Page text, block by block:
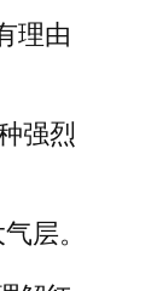
理由
强烈
层。